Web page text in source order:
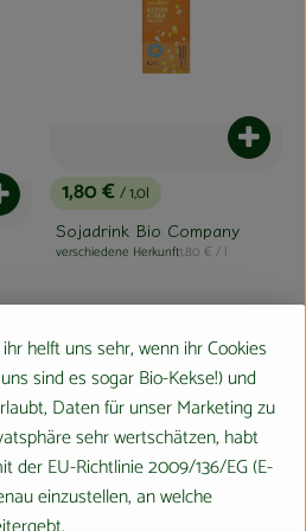
zum Warenkorb hinzufügen
, Preis:
1,80 €/ 1,0l
Sojadrink Bio Company
, Herkunft:
verschiedene Herkunft, Referenzpreis:
1,80 € / l
007
, Verband:
, Kontrollstelle:
IT-BIO-007
Produkt zu Favouriten hinzufügen
helft uns sehr, wenn ihr Cookies
sind es sogar Bio-Kekse!) und
Daten für unser Marketing zu
sehr wertschätzen, habt
der EU-Richtlinie 2009/136/EG (E-
einzustellen, an welche